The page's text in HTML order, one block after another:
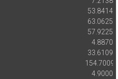
53.8414
63.0625
57.9225
4.8870
33.6109
154.7009
4.9000